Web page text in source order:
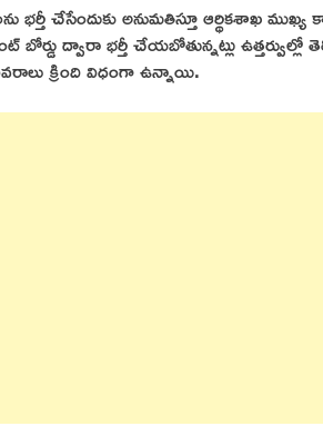
చేసేందుకు అనుమతిస్తూ ఆర్థికశాఖ
బోర్డు ద్వారా భర్తీ చేయబోతున్నట్లు
క్రింది విధంగా ఉన్నాయి.